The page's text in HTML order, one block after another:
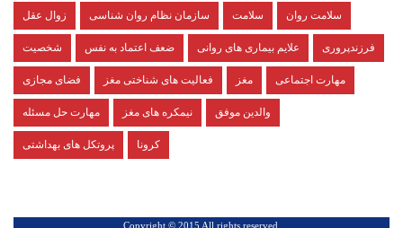
زوال عقل سازمان نظام روان شناسی سلامت سلامت روان
شخصیت ضعف اعتماد به نفس علایم بیماری های روانی فرزندپروری
فضای مجازی فعالیت های شناختی مغز مغز مهارت اجتماعی
مهارت حل مسئله نیمکره های مغز والدین موفق
پروتکل های بهداشتی کرونا